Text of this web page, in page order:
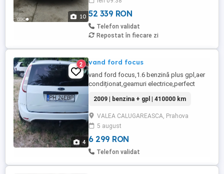
10
Volvo. Caroserie SIPS ( Side Impact
Protection Sistem ). Fără ...
52 339 RON
Telefon validat
Repostat în fiecare zi
4
2 vand ford focus
vand ford focus,1.6 benzină plus gpl,aer
condiționat,geamuri electrice,perfect
negociabil
2009 | benzina + gpl | 410000 km
VALEA CALUGAREASCA, Prahova
5 august
6 299 RON
Telefon validat